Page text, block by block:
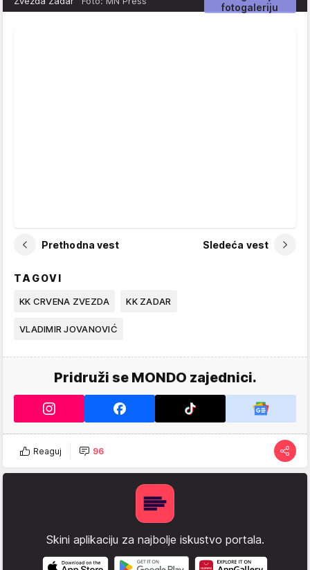
fotogaleriju
Prethodna vest Sledeća vest
TAGOVI
KK CRVENA ZVEZDA KK ZADAR
VLADIMIR JOVANOVIĆ
Pridruži se MONDO zajednici.
Reaguj 96
Skini aplikaciju za najbolje iskustvo portala.